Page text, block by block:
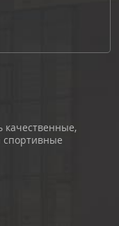
спортивные